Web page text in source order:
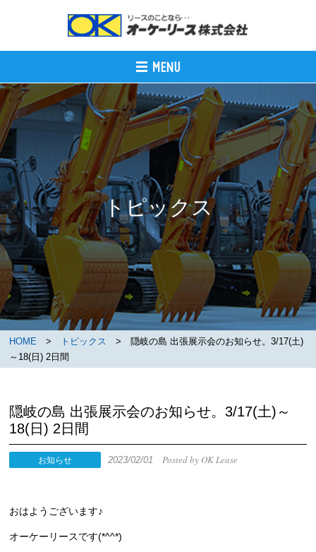
トピックス
HOME > トピックス > 隠岐の島 出張展示会のお知らせ。3/17(土)
～18(日) 2日間
隠岐の島 出張展示会のお知らせ。3/17(土)～
18(日) 2日間
お知らせ 2023/02/01Posted by OK Lease
おはようございます♪
オーケーリースです(*^^*)